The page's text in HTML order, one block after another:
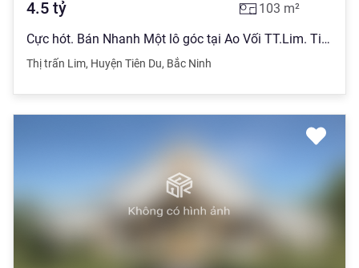
4.5 tỷ 103 m²
Cực hót. Bán Nhanh Một lô góc tại Ao Vối TT.Lim. Tiên Du. Bắc Ninh. Diện Tích: 103.3m2 Mặt
Thị trấn Lim, Huyện Tiên Du, Bắc Ninh